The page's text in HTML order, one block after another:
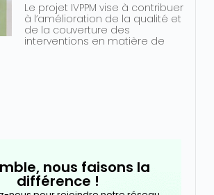
Le projet IVPPM vise à contribuer
à l’amélioration de la qualité et
de la couverture des
interventions en matière de
nous faisons la
différence !